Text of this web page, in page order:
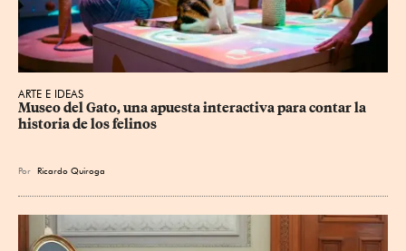
ARTE E IDEAS
Museo del Gato, una apuesta interactiva para contar la
historia de los felinos
Por Ricardo Quiroga